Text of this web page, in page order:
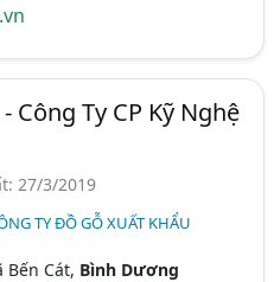
Công Ty CP Kỹ Nghệ
27/3/2019
TY ĐỒ GỖ XUẤT KHẨU
Bến Cát, Bình Dương